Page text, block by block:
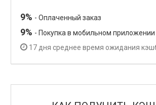
9% - Оплаченный заказ
9% - Покупка в мобильном приложении
17 дня среднее время ожидания